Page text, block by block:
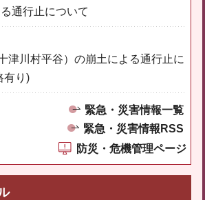
通行止について
津川村平谷）の崩土による通行止に
有り)
緊急・災害情報一覧
緊急・災害情報RSS
防災・危機管理ページ